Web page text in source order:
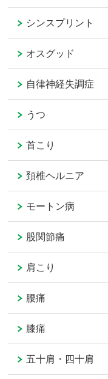
シンスプリント
オスグッド
自律神経失調症
うつ
首こり
頚椎ヘルニア
モートン病
股関節痛
肩こり
腰痛
膝痛
五十肩・四十肩